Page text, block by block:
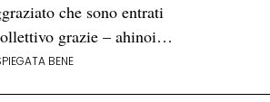
che sono entrati
grazie – ahinoi…
BENE